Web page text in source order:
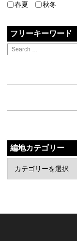
春夏 秋冬
フリー
編地カテゴリー